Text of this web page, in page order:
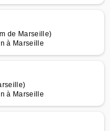
de Marseille)
à Marseille
à Marseille